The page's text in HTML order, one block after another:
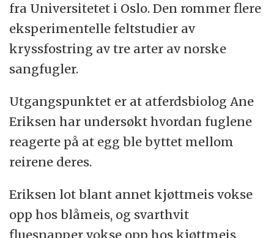
fra Universitetet i Oslo. Den rommer flere
eksperimentelle feltstudier av
kryssfostring av tre arter av norske
sangfugler.
Utgangspunktet er at atferdsbiolog Ane
Eriksen har undersøkt hvordan fuglene
reagerte på at egg ble byttet mellom
reirene deres.
Eriksen lot blant annet kjøttmeis vokse
opp hos blåmeis, og svarthvit
fluesnapper vokse opp hos kjøttmeis